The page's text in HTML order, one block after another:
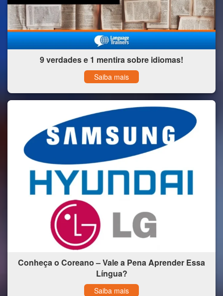
9 verdades e 1 mentira sobre idiomas!
Saiba mais
Conheça o Coreano – Vale a Pena Aprender Essa
Língua?
Saiba mais